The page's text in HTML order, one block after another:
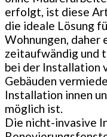
erfolgt, ist diese
die ideale Lösung
Wohnungen, daher
zeitaufwändig und
bei der Installation
Gebäuden
Installation innen
möglich ist.
Die nicht-invasive